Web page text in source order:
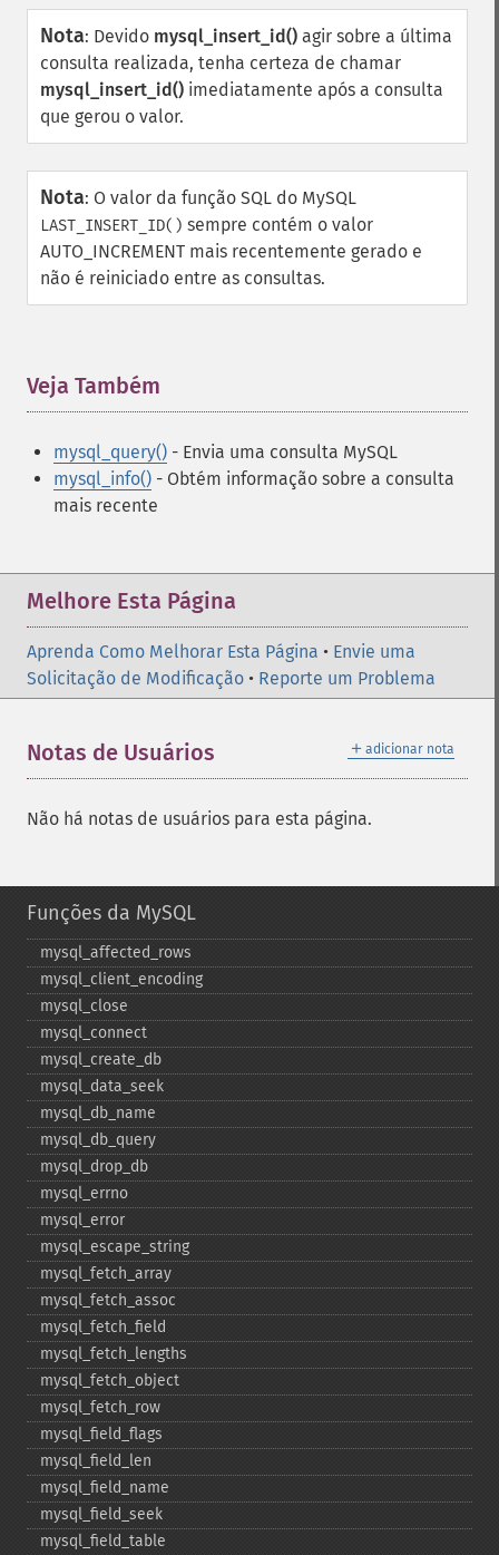
Nota: Devido mysql_insert_id() agir sobre a última
consulta realizada, tenha certeza de chamar
mysql_insert_id() imediatamente após a consulta
que gerou o valor.
Nota: O valor da função SQL do MySQL
LAST_INSERT_ID() sempre contém o valor
AUTO_INCREMENT mais recentemente gerado e
não é reiniciado entre as consultas.
Veja Também
mysql_query() - Envia uma consulta MySQL
mysql_info() - Obtém informação sobre a consulta
mais recente
Melhore Esta Página
Aprenda Como Melhorar Esta Página • Envie uma
Solicitação de Modificação • Reporte um Problema
＋ adicionar nota
Notas de Usuários
Não há notas de usuários para esta página.
Funções da MySQL
mysql_​affected_​rows
mysql_​client_​encoding
mysql_​close
mysql_​connect
mysql_​create_​db
mysql_​data_​seek
mysql_​db_​name
mysql_​db_​query
mysql_​drop_​db
mysql_​errno
mysql_​error
mysql_​escape_​string
mysql_​fetch_​array
mysql_​fetch_​assoc
mysql_​fetch_​field
mysql_​fetch_​lengths
mysql_​fetch_​object
mysql_​fetch_​row
mysql_​field_​flags
mysql_​field_​len
mysql_​field_​name
mysql_​field_​seek
mysql_​field_​table